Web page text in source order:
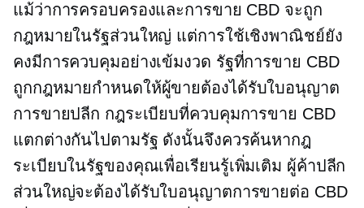
แม้ว่าการครอบครองและการขาย CBD จะถูก
กฎหมายในรัฐส่วนใหญ่ แต่การใช้เชิงพาณิชย์ยัง
คงมีการควบคุมอย่างเข้มงวด รัฐที่การขาย CBD
ถูกกฎหมายกำหนดให้ผู้ขายต้องได้รับใบอนุญาต
การขายปลีก กฎระเบียบที่ควบคุมการขาย CBD
แตกต่างกันไปตามรัฐ ดังนั้นจึงควรค้นหากฎ
ระเบียบในรัฐของคุณเพื่อเรียนรู้เพิ่มเติม ผู้ค้าปลีก
ส่วนใหญ่จะต้องได้รับใบอนุญาตการขายต่อ CBD